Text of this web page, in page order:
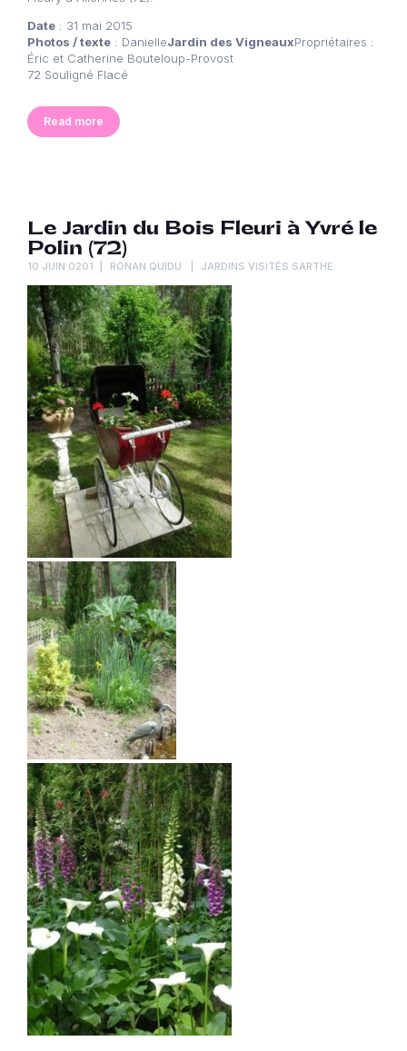
Date : 31 mai 2015
Photos / texte : DanielleJardin des VigneauxPropriétaires :
Éric et Catherine Bouteloup-Provost
72 Souligné Flacé
Read more
Le Jardin du Bois Fleuri à Yvré le
Polin (72)
10 JUIN 0201 RONAN QUIDU JARDINS VISITÉS SARTHE